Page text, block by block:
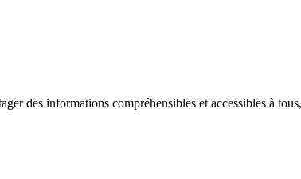
des informations compréhensibles et accessibles à